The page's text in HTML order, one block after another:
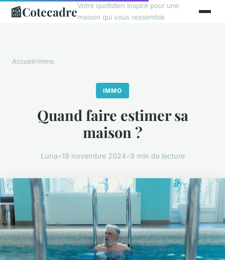
📰CotecadreVotre quotidien inspiré pour une
maison qui vous ressemble
Accueil›Immo
IMMO
Quand faire estimer sa
maison ?
Luna•18 novembre 2024•9 min de lecture